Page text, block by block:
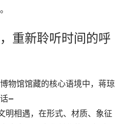
重新聆听时间的呼
物馆馆藏的核心语境中，蒋琼
—
明相遇，在形式、材质、象征